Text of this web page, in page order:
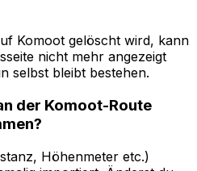
Komoot gelöscht wird, kann
nicht mehr angezeigt
selbst bleibt bestehen.
der Komoot-Route
Höhenmeter etc.)